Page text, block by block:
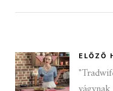
ELŐZŐ